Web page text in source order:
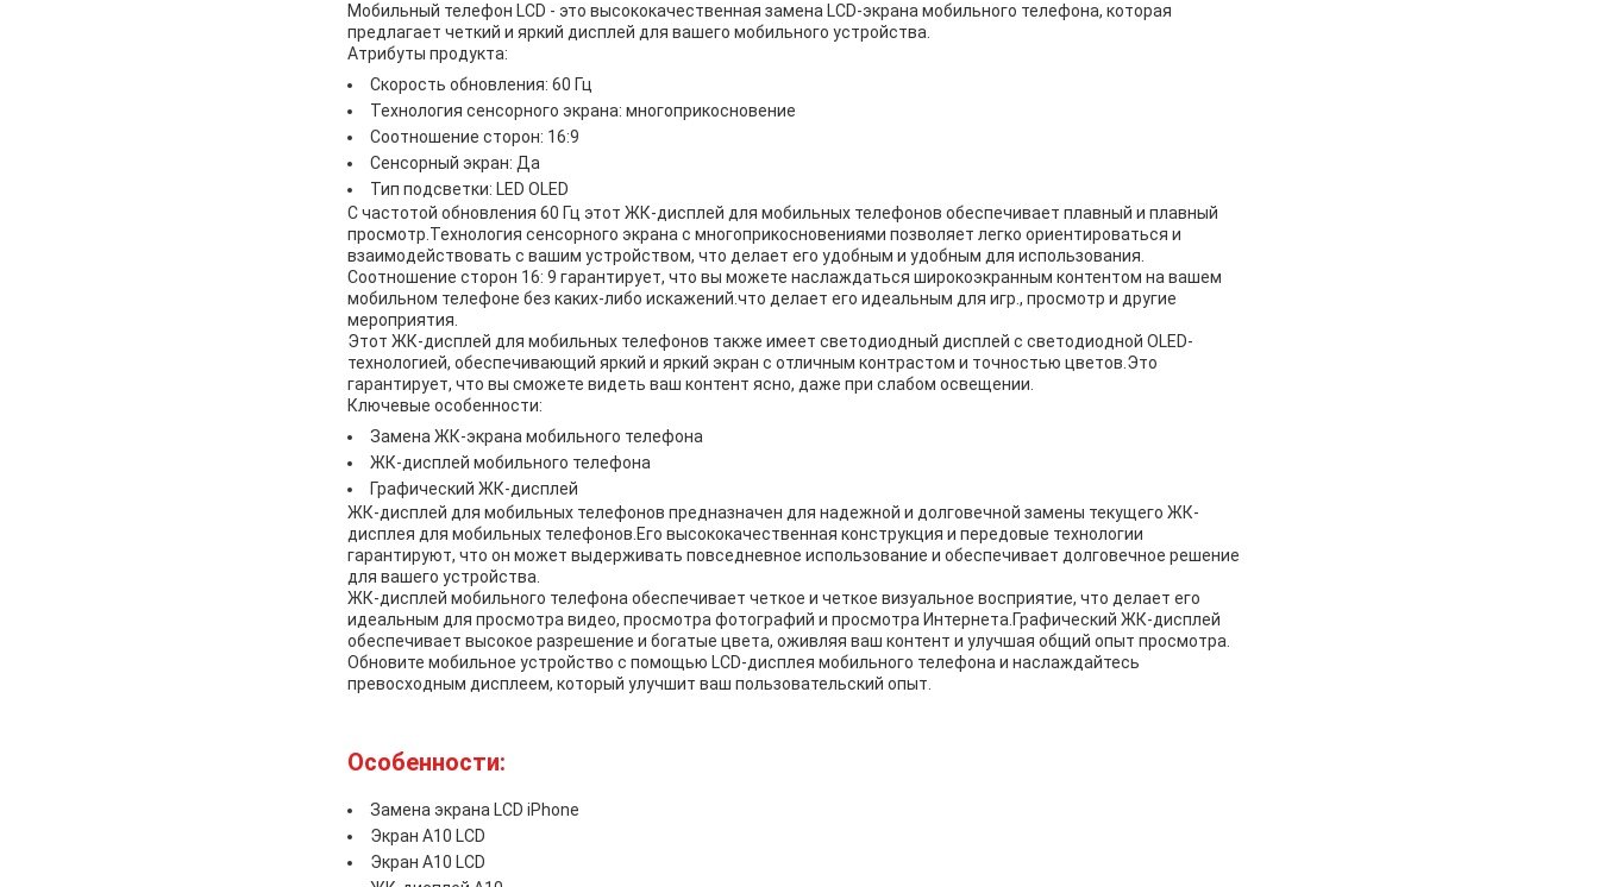
Мобильный телефон LCD - это высококачественная замена LCD-экрана мобильного телефона, которая
предлагает четкий и яркий дисплей для вашего мобильного устройства.
Атрибуты продукта:
Скорость обновления: 60 Гц
Технология сенсорного экрана: многоприкосновение
Соотношение сторон: 16:9
Сенсорный экран: Да
Тип подсветки: LED OLED
С частотой обновления 60 Гц этот ЖК-дисплей для мобильных телефонов обеспечивает плавный и плавный
просмотр.Технология сенсорного экрана с многоприкосновениями позволяет легко ориентироваться и
взаимодействовать с вашим устройством, что делает его удобным и удобным для использования.
Соотношение сторон 16: 9 гарантирует, что вы можете наслаждаться широкоэкранным контентом на вашем
мобильном телефоне без каких-либо искажений.что делает его идеальным для игр., просмотр и другие
мероприятия.
Этот ЖК-дисплей для мобильных телефонов также имеет светодиодный дисплей с светодиодной OLED-
технологией, обеспечивающий яркий и яркий экран с отличным контрастом и точностью цветов.Это
гарантирует, что вы сможете видеть ваш контент ясно, даже при слабом освещении.
Ключевые особенности:
Замена ЖК-экрана мобильного телефона
ЖК-дисплей мобильного телефона
Графический ЖК-дисплей
ЖК-дисплей для мобильных телефонов предназначен для надежной и долговечной замены текущего ЖК-
дисплея для мобильных телефонов.Его высококачественная конструкция и передовые технологии
гарантируют, что он может выдерживать повседневное использование и обеспечивает долговечное решение
для вашего устройства.
ЖК-дисплей мобильного телефона обеспечивает четкое и четкое визуальное восприятие, что делает его
идеальным для просмотра видео, просмотра фотографий и просмотра Интернета.Графический ЖК-дисплей
обеспечивает высокое разрешение и богатые цвета, оживляя ваш контент и улучшая общий опыт просмотра.
Обновите мобильное устройство с помощью LCD-дисплея мобильного телефона и наслаждайтесь
превосходным дисплеем, который улучшит ваш пользовательский опыт.
Особенности:
Замена экрана LCD iPhone
Экран A10 LCD
Экран A10 LCD